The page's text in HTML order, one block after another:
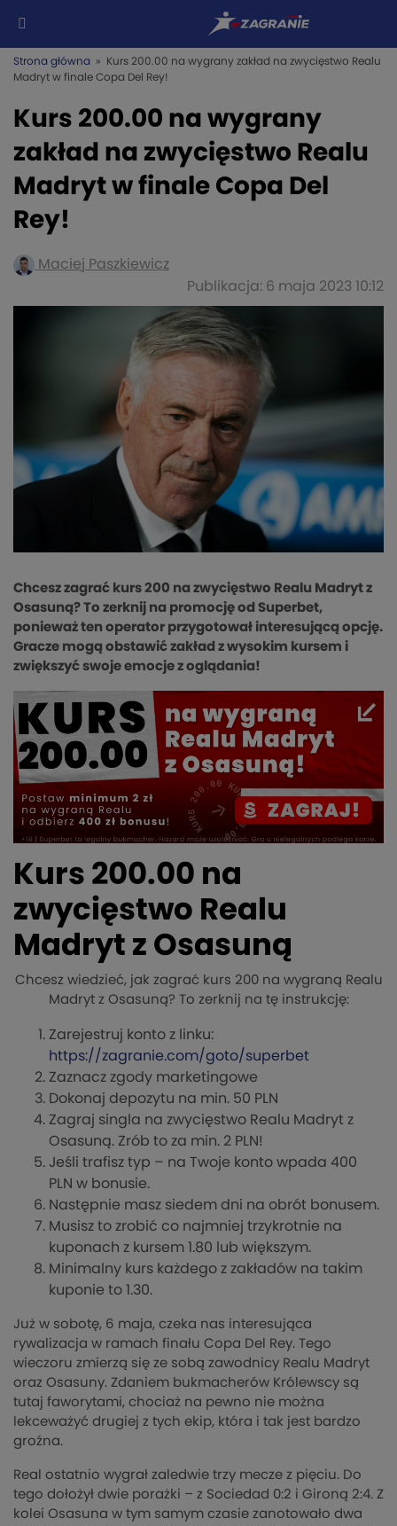
Strona główna » Kurs 200.00 na wygrany zakład na zwycięstwo Realu
Madryt w finale Copa Del Rey!
Kurs 200.00 na wygrany
zakład na zwycięstwo Realu
Madryt w finale Copa Del
Rey!
Maciej Paszkiewicz
Publikacja: 6 maja 2023 10:12
Chcesz zagrać kurs 200 na zwycięstwo Realu Madryt z
Osasuną? To zerknij na promocję od Superbet,
ponieważ ten operator przygotował interesującą opcję.
Gracze mogą obstawić zakład z wysokim kursem i
zwiększyć swoje emocje z oglądania!
Kurs 200.00 na
zwycięstwo Realu
Madryt z Osasuną
Chcesz wiedzieć, jak zagrać kurs 200 na wygraną Realu
Madryt z Osasuną? To zerknij na tę instrukcję:
Zarejestruj konto z linku:
https://zagranie.com/goto/superbet
Zaznacz zgody marketingowe
Dokonaj depozytu na min. 50 PLN
Zagraj singla na zwycięstwo Realu Madryt z
Osasuną. Zrób to za min. 2 PLN!
Jeśli trafisz typ – na Twoje konto wpada 400
PLN w bonusie.
Następnie masz siedem dni na obrót bonusem.
Musisz to zrobić co najmniej trzykrotnie na
kuponach z kursem 1.80 lub większym.
Minimalny kurs każdego z zakładów na takim
kuponie to 1.30.
Już w sobotę, 6 maja, czeka nas interesująca
rywalizacja w ramach finału Copa Del Rey. Tego
wieczoru zmierzą się ze sobą zawodnicy Realu Madryt
oraz Osasuny. Zdaniem bukmacherów Królewscy są
tutaj faworytami, chociaż na pewno nie można
lekceważyć drugiej z tych ekip, która i tak jest bardzo
groźna.
Real ostatnio wygrał zaledwie trzy mecze z pięciu. Do
tego dołożył dwie porażki – z Sociedad 0:2 i Gironą 2:4. Z
kolei Osasuna w tym samym czasie zanotowało dwa